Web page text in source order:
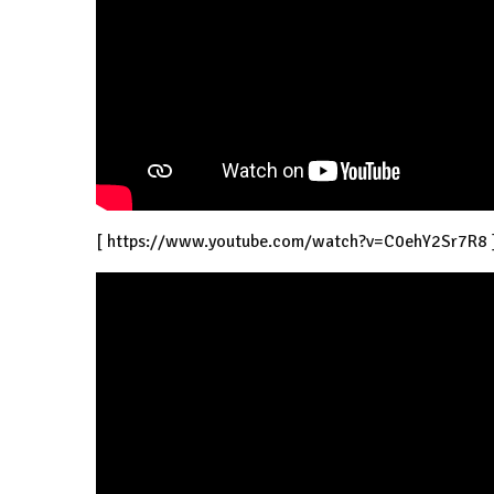
[ https://www.youtube.com/watch?v=C0ehY2Sr7R8